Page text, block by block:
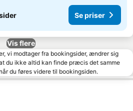
Se priser
Vis flere
vi modtager fra bookingsider, ændrer sig
du ikke altid kan finde præcis det samme
du føres videre til bookingsiden.